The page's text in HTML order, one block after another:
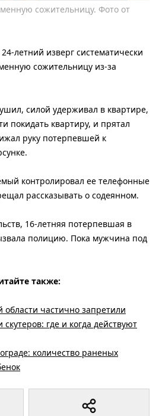
сожительницу. Фото от
летний изверг систематически
сожительницу из-за
силой удерживал в квартире,
покидать квартиру, и прятал
руку потерпевшей к
контролировал ее телефонные
рассказывать о содеянном.
16-летняя потерпевшая в
полицию. Пока мужчина под
также:
области частично запретили
где и когда действуют
количество раненых